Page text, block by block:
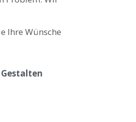
Ihre Wünsche